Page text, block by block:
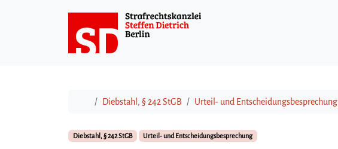
StartDiebstahl, § 242 StGB Urteil- und Entscheidungsbesprechung
Diebstahl, § 242 StGB Urteil- und Entscheidungsbesprechung